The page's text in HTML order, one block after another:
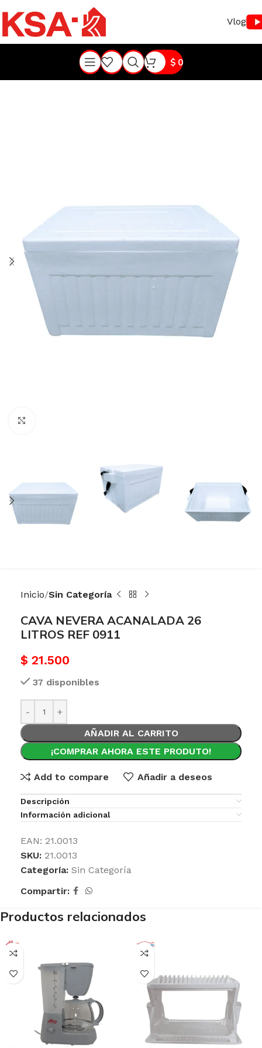
Vlog
$0
Inicio Sin Categoría
CAVA NEVERA ACANALADA 26
LITROS REF 0911
$ 21.500
37 disponibles
AÑADIR AL CARRITO
¡COMPRAR AHORA ESTE PRODUTO!
Add to compare Añadir a deseos
Descripción
Información adicional
EAN: 21.0013
SKU: 21.0013
Categoría: Sin Categoría
Compartir:
Productos relacionados